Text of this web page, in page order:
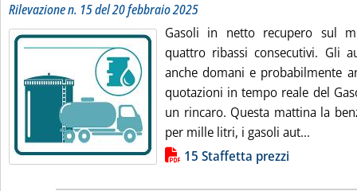
Rilevazione n. 15 del 20 febbraio 2025
Gasoli in netto recupero sul
quattro ribassi consecutivi. Gli
anche domani e probabilmente
quotazioni in tempo reale del
un rincaro. Questa mattina la
per mille litri, i gasoli aut...
Lista allegati PDF alla notizia15 Staffetta prezzi